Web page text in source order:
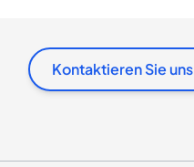
Kontaktieren Sie uns